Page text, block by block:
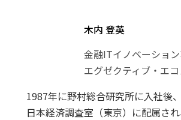
木内 登英
金融ITイノベーショ
エグゼクティブ・エ
1987年に野村総合研究所に入社後
日本経済調査室（東京）に配属され